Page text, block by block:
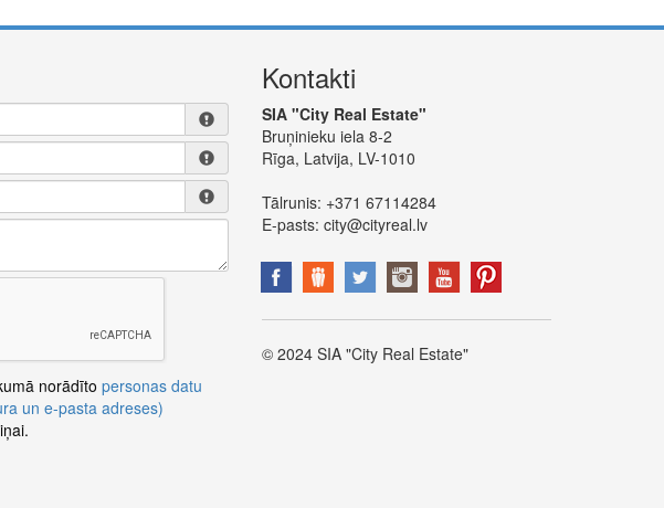
norādīto personas datu
un e-pasta adreses)
Kontakti
SIA "City Real Estate"
Bruņinieku iela 8-2
Rīga, Latvija, LV-1010
Tālrunis: +371 67114284
E-pasts: city@cityreal.lv
© 2024 SIA "City Real Estate"